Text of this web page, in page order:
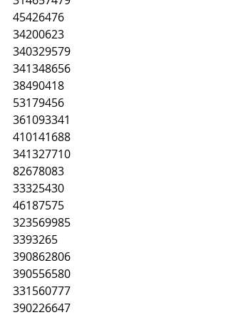
45426476
34200623
340329579
341348656
38490418
53179456
361093341
410141688
341327710
82678083
33325430
46187575
323569985
3393265
390862806
390556580
331560777
390226647